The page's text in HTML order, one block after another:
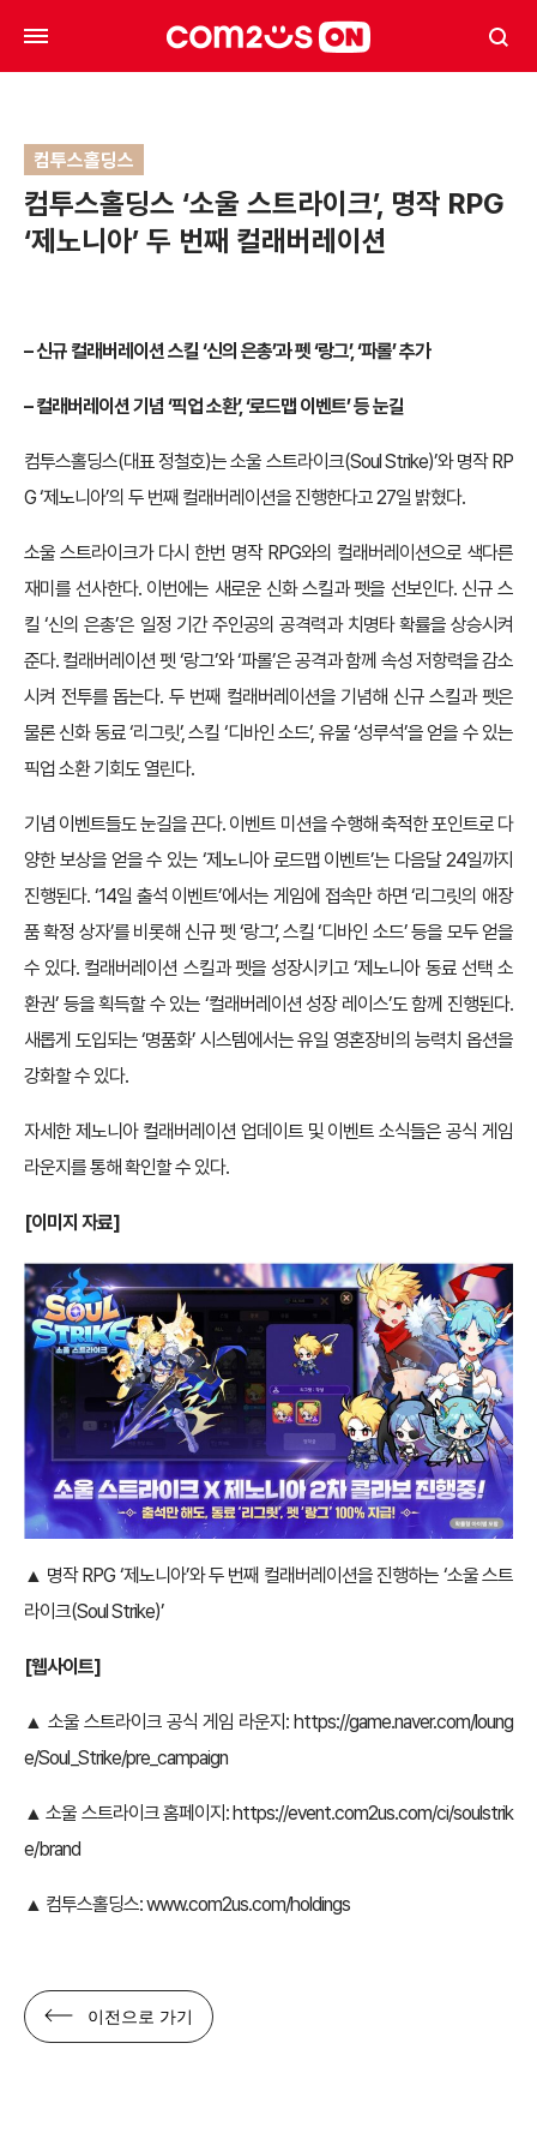
컴투스홀딩스
컴투스홀딩스 ‘소울 스트라이크’, 명작 RPG
‘제노니아’ 두 번째 컬래버레이션
– 신규 컬래버레이션 스킬 ‘신의 은총’과 펫 ‘랑그’, ‘파롤’ 추가
– 컬래버레이션 기념 ‘픽업 소환’, ‘로드맵 이벤트’ 등 눈길
컴투스홀딩스(대표 정철호)는 소울 스트라이크(Soul Strike)’와 명작 RP
G ‘제노니아’의 두 번째 컬래버레이션을 진행한다고 27일 밝혔다.
소울 스트라이크가 다시 한번 명작 RPG와의 컬래버레이션으로 색다른
재미를 선사한다. 이번에는 새로운 신화 스킬과 펫을 선보인다. 신규 스
킬 ‘신의 은총’은 일정 기간 주인공의 공격력과 치명타 확률을 상승시켜
준다. 컬래버레이션 펫 ‘랑그’와 ‘파롤’은 공격과 함께 속성 저항력을 감소
시켜 전투를 돕는다. 두 번째 컬래버레이션을 기념해 신규 스킬과 펫은
물론 신화 동료 ‘리그릿’, 스킬 ‘디바인 소드’, 유물 ‘성루석’을 얻을 수 있는
픽업 소환 기회도 열린다.
기념 이벤트들도 눈길을 끈다. 이벤트 미션을 수행해 축적한 포인트로 다
양한 보상을 얻을 수 있는 ‘제노니아 로드맵 이벤트’는 다음달 24일까지
진행된다. ‘14일 출석 이벤트’에서는 게임에 접속만 하면 ‘리그릿의 애장
품 확정 상자’를 비롯해 신규 펫 ‘랑그’, 스킬 ‘디바인 소드’ 등을 모두 얻을
수 있다. 컬래버레이션 스킬과 펫을 성장시키고 ‘제노니아 동료 선택 소
환권’ 등을 획득할 수 있는 ‘컬래버레이션 성장 레이스’도 함께 진행된다.
새롭게 도입되는 ‘명품화’ 시스템에서는 유일 영혼장비의 능력치 옵션을
강화할 수 있다.
자세한 제노니아 컬래버레이션 업데이트 및 이벤트 소식들은 공식 게임
라운지를 통해 확인할 수 있다.
[이미지 자료]
▲ 명작 RPG ‘제노니아’와 두 번째 컬래버레이션을 진행하는 ‘소울 스트
라이크(Soul Strike)’
[웹사이트]
▲ 소울 스트라이크 공식 게임 라운지: https://game.naver.com/loung
e/Soul_Strike/pre_campaign
▲ 소울 스트라이크 홈페이지:https://event.com2us.com/ci/soulstrik
e/brand
▲ 컴투스홀딩스:www.com2us.com/holdings
이전으로 가기